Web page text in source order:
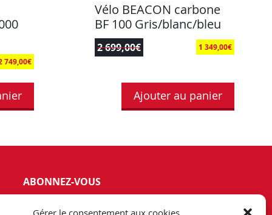
Gérer le consentement aux cookies
749,00€
Vélo BEACON carbone
BF 100 Gris/blanc/bleu
2 699,00€ 1 349,00€
Ajouter au panier
ABONNEZ-VOUS